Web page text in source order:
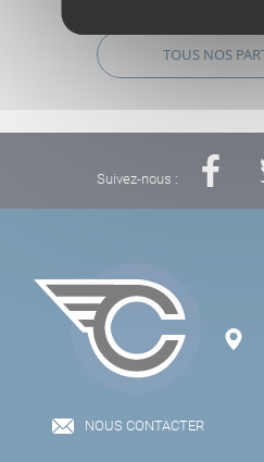
TOUS NOS
Suivez-nous :
NOUS CONTACTER